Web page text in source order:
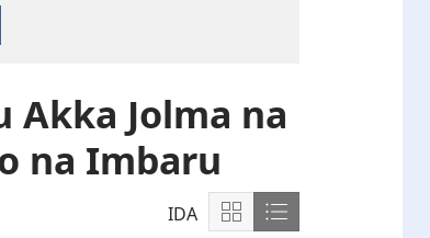
Akka Jolma na
na Imbaru
IDA
PatuduPatudu